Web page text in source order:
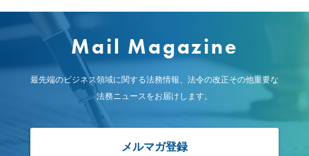
Mail Magazine
最先端のビジネス領域に関する法務情報、 法令の改正その他重要な
法務ニュースをお届けします。
メルマガ登録